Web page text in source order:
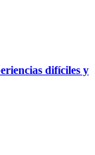
difíciles y